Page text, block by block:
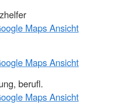
Maps Ansicht
Maps Ansicht
berufl.
Maps Ansicht